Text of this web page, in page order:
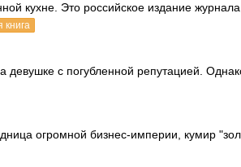
кухне. Это российское издание журнала,
книга
девушке с погубленной репутацией.
огромной бизнес-империи, кумир